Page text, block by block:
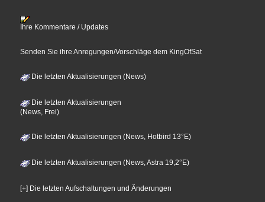
Ihre Kommentare / Updates
Senden Sie ihre Anregungen/Vorschläge dem KingOfSat
Die letzten Aktualisierungen (News)
Die letzten Aktualisierungen
(News, Frei)
Die letzten Aktualisierungen (News, Hotbird 13°E)
Die letzten Aktualisierungen (News, Astra 19,2°E)
[+] Die letzten Aufschaltungen und Änderungen